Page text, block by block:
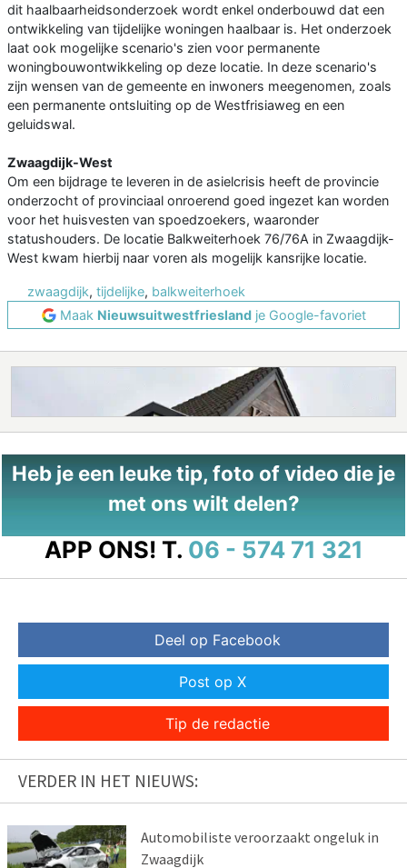
dit haalbaarheidsonderzoek wordt enkel onderbouwd dat een
ontwikkeling van tijdelijke woningen haalbaar is. Het onderzoek
laat ook mogelijke scenario's zien voor permanente
woningbouwontwikkeling op deze locatie. In deze scenario's
zijn wensen van de gemeente en inwoners meegenomen, zoals
een permanente ontsluiting op de Westfrisiaweg en een
geluidswal.
Zwaagdijk-West
Om een bijdrage te leveren in de asielcrisis heeft de provincie
onderzocht of provinciaal onroerend goed ingezet kan worden
voor het huisvesten van spoedzoekers, waaronder
statushouders. De locatie Balkweiterhoek 76/76A in Zwaagdijk-
West kwam hierbij naar voren als mogelijk kansrijke locatie.
zwaagdijk, tijdelijke, balkweiterhoek
Maak Nieuwsuitwestfrieslandje Google-favoriet
Heb je een leuke tip, foto of video die je
met ons wilt delen?
APP ONS! T. 06 - 574 71 321
Deel op Facebook
Post op X
Tip de redactie
VERDER IN HET NIEUWS:
Automobiliste veroorzaakt ongeluk in
Zwaagdijk